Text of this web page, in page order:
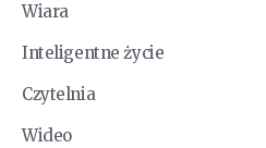
Wiara
Inteligentne życie
Czytelnia
Wideo